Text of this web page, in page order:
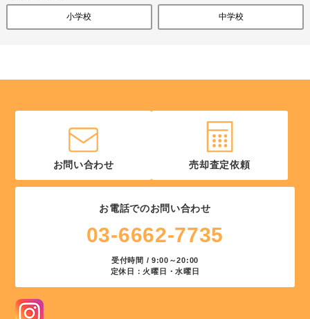
小学校 中学校
お電話でのお問い合わせ
03-6662-7735
受付時間 / 9:00～20:00
定休日：火曜日・水曜日
お問い合わせ 売却査定依頼